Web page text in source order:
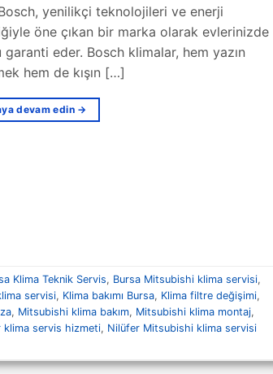
yenilikçi teknolojileri ve enerji
öne çıkan bir marka olarak evlerinizde
eder. Bosch klimalar, hem yazın
hem de kışın […]
devam edin →
Klima Teknik Servis, Bursa Mitsubishi klima servisi,
servisi, Klima bakımı Bursa, Klima filtre değişimi,
, Mitsubishi klima bakım, Mitsubishi klima montaj,
klima servis hizmeti, Nilüfer Mitsubishi klima servisi